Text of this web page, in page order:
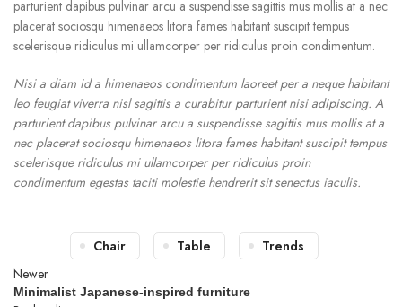
parturient dapibus pulvinar arcu a suspendisse sagittis mus mollis at a nec
placerat sociosqu himenaeos litora fames habitant suscipit tempus
scelerisque ridiculus mi ullamcorper per ridiculus proin condimentum.
Nisi a diam id a himenaeos condimentum laoreet per a neque habitant
leo feugiat viverra nisl sagittis a curabitur parturient nisi adipiscing. A
parturient dapibus pulvinar arcu a suspendisse sagittis mus mollis at a
nec placerat sociosqu himenaeos litora fames habitant suscipit tempus
scelerisque ridiculus mi ullamcorper per ridiculus proin
condimentum egestas taciti molestie hendrerit sit senectus iaculis.
Chair Table
Trends
Newer
Minimalist Japanese-inspired furniture